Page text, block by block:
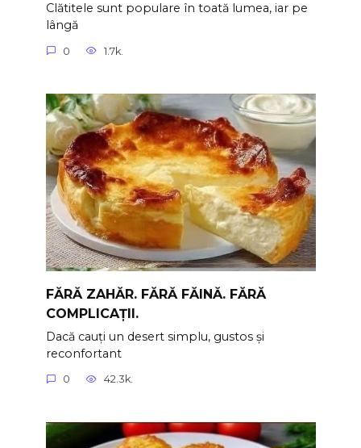
Clătitele sunt populare în toată lumea, iar pe
lângă
0 1.7k.
FĂRĂ ZAHĂR. FĂRĂ FĂINĂ. FĂRĂ
COMPLICAȚII.
Dacă cauți un desert simplu, gustos și
reconfortant
0 42.3k.